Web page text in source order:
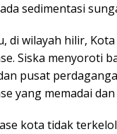
sedimentasi
di wilayah hilir,
Siska menyoroti
pusat
yang memadai
kota tidak